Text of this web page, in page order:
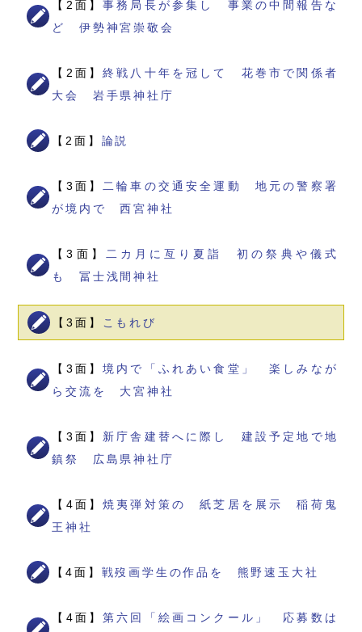
【2面】事務局長が参集し 事業の中間報告な
ど 伊勢神宮崇敬会
【2面】終戦八十年を冠して 花巻市で関係者
大会 岩手県神社庁
【2面】 論説
【3面】
二輪車の交通安全運動 地元の警察署
が境内で 西宮神社
【3面】
二カ月に亙り夏詣 初の祭典や儀式
も 冨士浅間神社
【3面】 こもれび
【3面】境内で「ふれあい食堂」 楽しみなが
ら交流を 大宮神社
【3面】 新庁舎建替へに際し 建設予定地で地
鎮祭 広島県神社庁
【4面】焼夷弾対策の 紙芝居を展示 稲荷鬼
王神社
【4面】 戦歿画学生の作品を 熊野速玉大社
【4面】第六回「絵画コンクール」 応募数は